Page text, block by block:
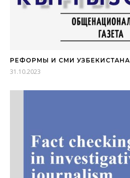
РЕФОРМЫ И СМИ УЗБЕКИСТАНА
31.10.2023